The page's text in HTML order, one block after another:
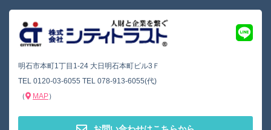
明石市本町1丁目1-24 大日明石本町ビル3Ｆ
TEL 0120-03-6055 TEL 078-913-6055(代)
（
MAP）